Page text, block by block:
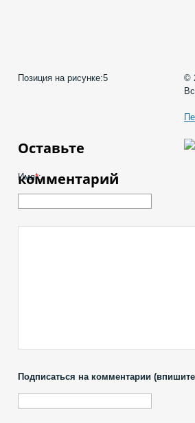
©
Позиция на рисунке:5
Оставьте
комментарий
Имя*:
Подписаться на комментарии